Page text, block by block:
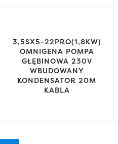
3,5SX5-22PRO(1,8KW)
OMNIGENA POMPA
GŁĘBINOWA 230V
WBUDOWANY
KONDENSATOR 20M
KABLA